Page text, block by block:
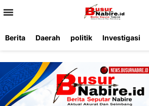
Berita Daerah politik Investigasi